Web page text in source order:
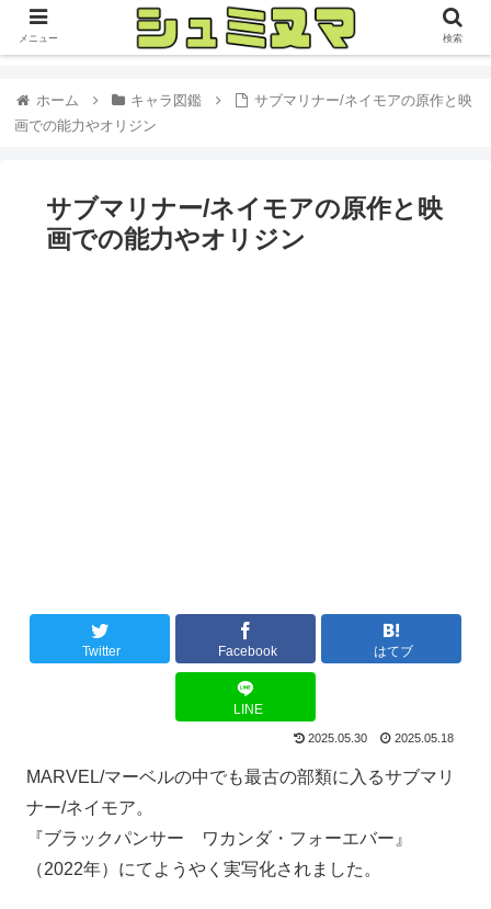
ホーム キャラ図鑑
サブマリナー/ネイモアの原作と映
画での能力やオリジン
サブマリナー/ネイモアの原作と映
画での能力やオリジン
Twitter Facebook はてブ
LINE
2025.05.30 2025.05.18
MARVEL/マーベルの中でも最古の部類に入るサブマリ
ナー/ネイモア。
『ブラックパンサー ワカンダ・フォーエバー』
（2022年）にてようやく実写化されました。
メニュー 検索